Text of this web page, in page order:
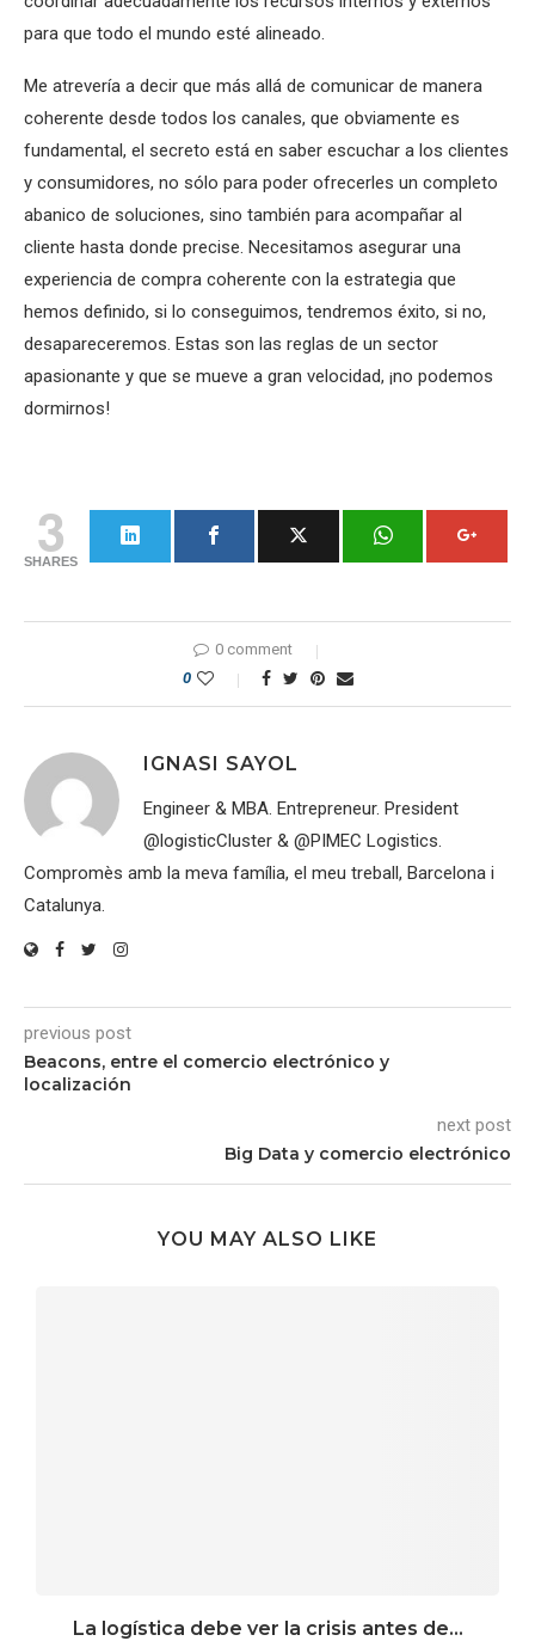
para que todo el mundo esté alineado.
Me atrevería a decir que más allá de comunicar de manera
coherente desde todos los canales, que obviamente es
fundamental, el secreto está en saber escuchar a los clientes
y consumidores, no sólo para poder ofrecerles un completo
abanico de soluciones, sino también para acompañar al
cliente hasta donde precise. Necesitamos asegurar una
experiencia de compra coherente con la estrategia que
hemos definido, si lo conseguimos, tendremos éxito, si no,
desapareceremos. Estas son las reglas de un sector
apasionante y que se mueve a gran velocidad, ¡no podemos
dormirnos!
3
SHARES
0 comment
0
IGNASI SAYOL
Engineer & MBA. Entrepreneur. President
@logisticCluster & @PIMEC Logistics.
Compromès amb la meva família, el meu treball, Barcelona i
Catalunya.
previous post
Beacons, entre el comercio electrónico y
localización
next post
Big Data y comercio electrónico
YOU MAY ALSO LIKE
La logística debe ver la crisis antes de...